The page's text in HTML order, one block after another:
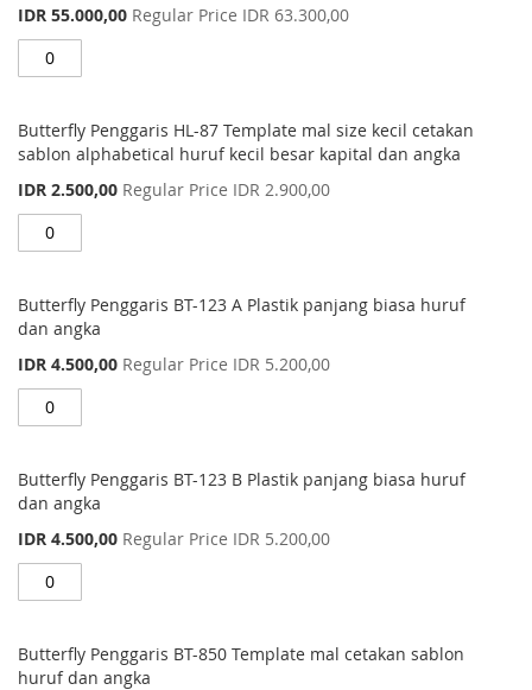
Special
Price
IDR 55.000,00 Regular Price IDR 63.300,00
Butterfly Penggaris HL-87 Template mal size kecil cetakan
sablon alphabetical huruf kecil besar kapital dan angka
Special
Price
IDR 2.500,00 Regular Price IDR 2.900,00
Butterfly Penggaris BT-123 A Plastik panjang biasa huruf
dan angka
Special
Price
IDR 4.500,00 Regular Price IDR 5.200,00
Butterfly Penggaris BT-123 B Plastik panjang biasa huruf
dan angka
Special
Price
IDR 4.500,00 Regular Price IDR 5.200,00
Butterfly Penggaris BT-850 Template mal cetakan sablon
huruf dan angka